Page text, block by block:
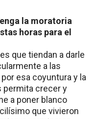
la moratoria
horas para el
que tiendan a darle
a las
esa coyuntura y la
permita crecer y
a poner blanco
que vivieron